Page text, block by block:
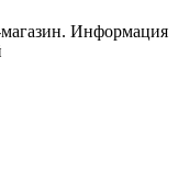
Информация